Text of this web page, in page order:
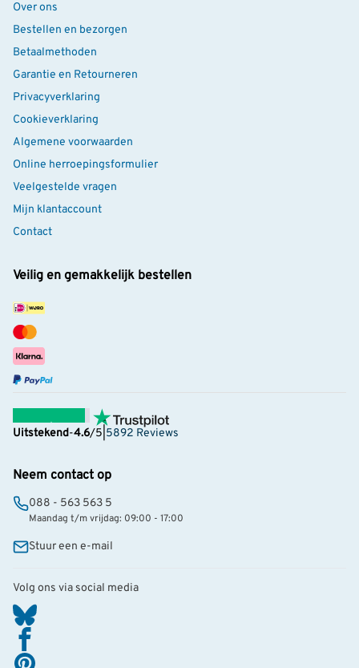
Over ons
Bestellen en bezorgen
Betaalmethoden
Garantie en Retourneren
Privacyverklaring
Cookieverklaring
Algemene voorwaarden
Online herroepingsformulier
Veelgestelde vragen
Mijn klantaccount
Contact
Veilig en gemakkelijk bestellen
Uitstekend-4.6/5 5892 Reviews
Neem contact op
088 - 563 563 5
Maandag t/m vrijdag: 09:00 - 17:00
Stuur een e-mail
Volg ons via social media